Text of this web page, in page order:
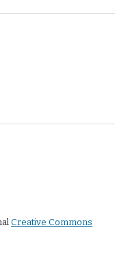
Creative Commons